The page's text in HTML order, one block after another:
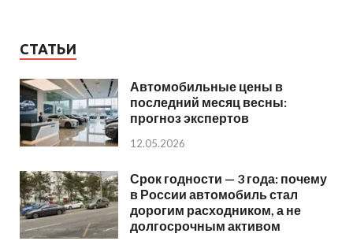
СТАТЬИ
Автомобильные цены в
последний месяц весны:
прогноз экспертов
12.05.2026
Срок годности — 3 года: почему
в России автомобиль стал
дорогим расходником, а не
долгосрочным активом